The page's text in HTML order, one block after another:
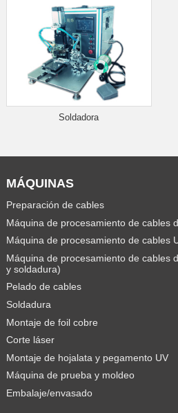
Soldadora
MÁQUINAS
Preparación de cables
Máquina de procesamiento de cables
Máquina de procesamiento de cables
Máquina de procesamiento de cables
y soldadura)
Pelado de cables
Soldadura
Montaje de foil cobre
Corte láser
Montaje de hojalata y pegamento UV
Máquina de prueba y moldeo
Embalaje/envasado